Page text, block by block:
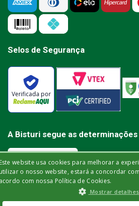
Selos de Segurança
Verificada por
A Bisturi segue as determinações
Bisturi Distribuidora de Material Hospitalar Ltda
loja | Icaraí | Niterói - Rio de Janeiro | CEP: 24.220-
03 | Insc. Est.: 84.147.982 | Telefone: (21)
website usa cookies para melhorar a
o nosso website, estará a concordar
com nossa Política de Cookies.
Mostrar detalhes